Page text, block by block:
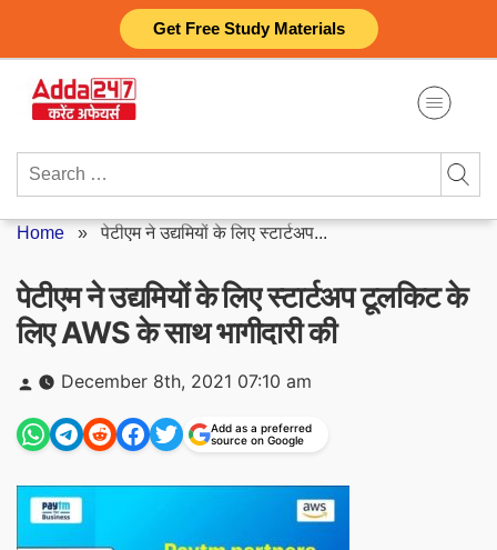
Get Free Study Materials
content
Search
Home »पेटीएम ने उद्यमियों के लिए स्टार्टअप...
पेटीएम ने उद्यमियों के लिए स्टार्टअप टूलकिट के
लिए AWS के साथ भागीदारी की
Posted
by
December 8th, 2021 07:10 am
Add as a preferred
source on Google